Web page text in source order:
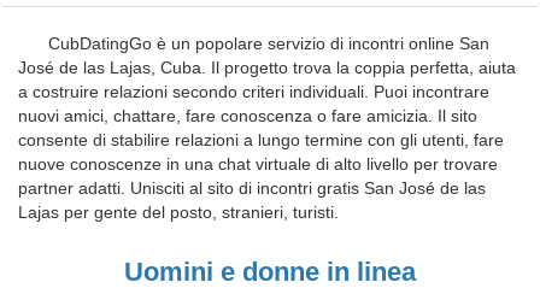
CubDatingGo è un popolare servizio di incontri online San
José de las Lajas, Cuba. Il progetto trova la coppia perfetta, aiuta
a costruire relazioni secondo criteri individuali. Puoi incontrare
nuovi amici, chattare, fare conoscenza o fare amicizia. Il sito
consente di stabilire relazioni a lungo termine con gli utenti, fare
nuove conoscenze in una chat virtuale di alto livello per trovare
partner adatti. Unisciti al sito di incontri gratis San José de las
Lajas per gente del posto, stranieri, turisti.
Uomini e donne in linea